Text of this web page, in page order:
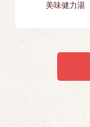
美味健力湯